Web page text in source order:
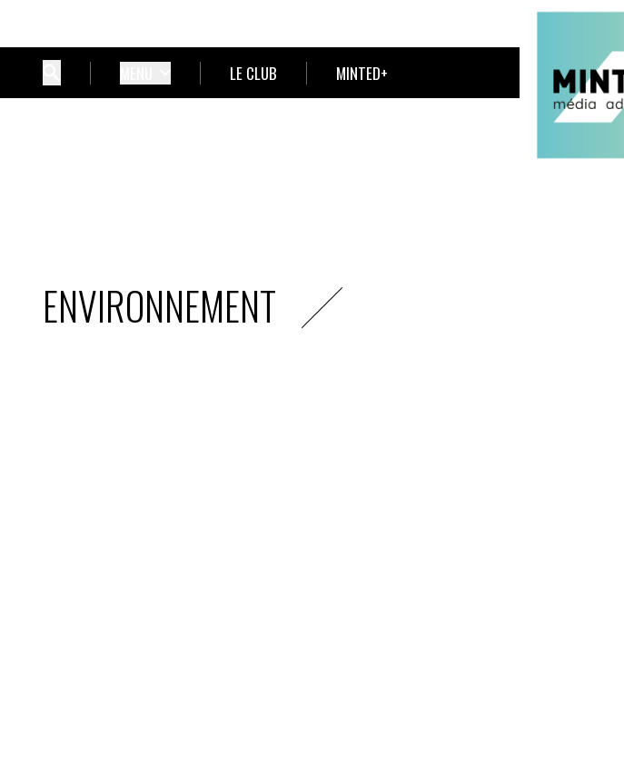
LE CLUB MINTED+
ENVIRONNEMENT